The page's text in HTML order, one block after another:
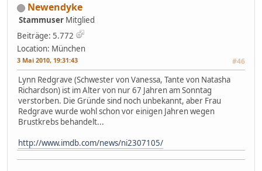
Newendyke
Stammuser Mitglied
Beiträge: 5.772
Location: München
3 Mai 2010, 19:31:43 #46
Lynn Redgrave (Schwester von Vanessa, Tante von Natasha
Richardson) ist im Alter von nur 67 Jahren am Sonntag
verstorben. Die Gründe sind noch unbekannt, aber Frau
Redgrave wurde wohl schon vor einigen Jahren wegen
Brustkrebs behandelt...
http://www.imdb.com/news/ni2307105/